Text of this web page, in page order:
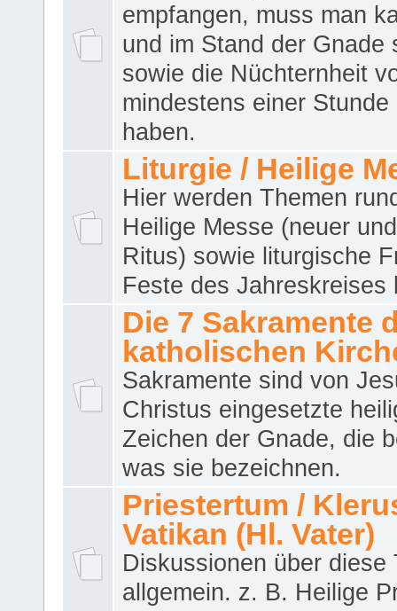
empfangen, muss man
und im Stand der Gnade
sowie die Nüchternheit
mindestens einer Stunde
haben.
Liturgie / Heilige
Hier werden Themen
Heilige Messe (neuer
Ritus) sowie liturgische
Feste des Jahreskreises
Die 7 Sakramente
katholischen
Sakramente sind von
Christus eingesetzte
Zeichen der Gnade, die
was sie bezeichnen.
Priestertum /
Vatikan (Hl. Vater)
Diskussionen über diese
allgemein. z. B. Heilige